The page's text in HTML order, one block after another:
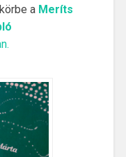
a Meríts